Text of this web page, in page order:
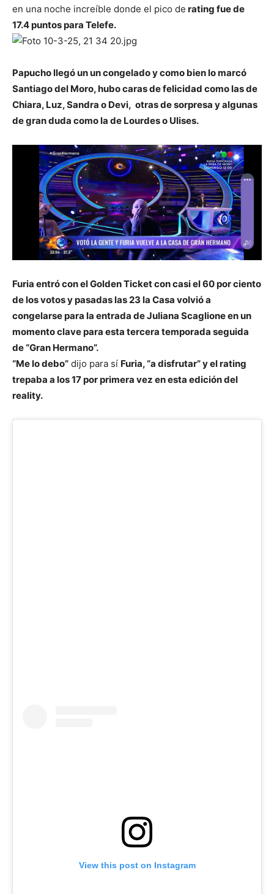
en una noche increíble donde el pico de rating fue de
17.4 puntos para Telefe.
Papucho llegó un un congelado y como bien lo marcó
Santiago del Moro, hubo caras de felicidad como las de
Chiara, Luz, Sandra o Devi, otras de sorpresa y algunas
de gran duda como la de Lourdes o Ulises.
Furia entró con el Golden Ticket con casi el 60 por ciento
de los votos y pasadas las 23 la Casa volvió a
congelarse para la entrada de Juliana Scaglione en un
momento clave para esta tercera temporada seguida
de “Gran Hermano”.
“Me lo debo” dijo para sí Furia, “a disfrutar” y el rating
trepaba a los 17 por primera vez en esta edición del
reality.
View this post on Instagram